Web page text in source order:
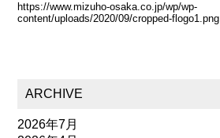
https://www.mizuho-osaka.co.jp/wp/wp-
content/uploads/2020/09/cropped-flogo1.png
ARCHIVE
2026年7月